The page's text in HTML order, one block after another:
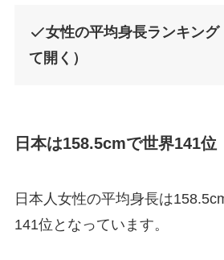
女性の平均身長ランキング
て開く）
日本は158.5cmで世界141位
日本人女性の平均身長は
141位となっています。